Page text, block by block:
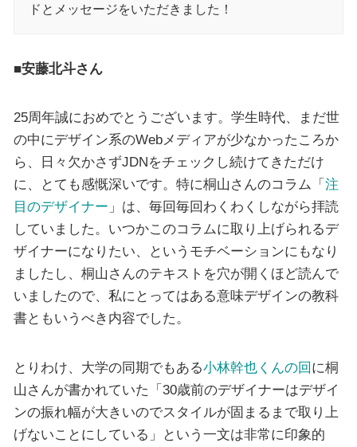
ドとメッセージをいただきました！
■安藤北斗さん
25周年誠におめでとうございます。学生時代、まだ世
の中にデザイン系のWebメディアが少なかったころか
ら、日々欠かさずJDNをチェックし続けてきただけ
に、とても感慨深いです。特に桐山さんのコラム「 注
目のデザイナー 」は、毎回毎回わくわくしながら拝読
していました。いつかこのコラムに取り上げられるデ
ザイナーになりたい、というモチベーションにもなり
ましたし、桐山さんのテキストを穴が開くほど読んで
いましたので、私にとってはある意味デザインの教科
書ともいうべき内容でした。
とりわけ、大学の同期でもある小林幹也くんの回に桐
山さんが書かれていた「30歳前のデザイナーはデザイ
ンの振れ幅が大きいのでスタイルが固まるまで取り上
げないことにしている」という一文は非常に印象的